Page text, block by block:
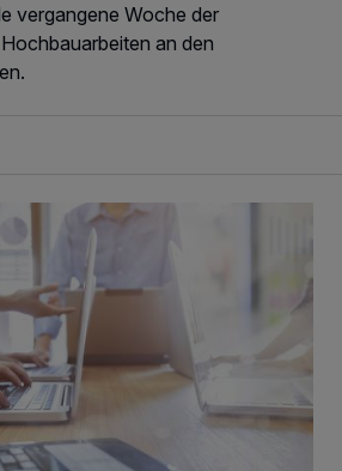
vergangene Woche der
an den
Niederrhein